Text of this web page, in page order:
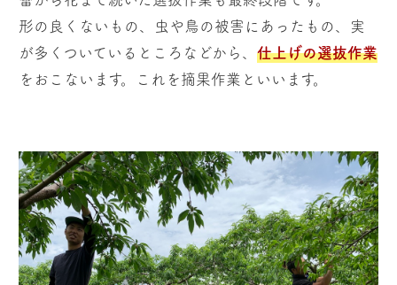
形の良くないもの、虫や鳥の被害にあったもの、実
が多くついているところなどから、 仕上げの選抜作業
をおこないます。これを摘果作業といいます。